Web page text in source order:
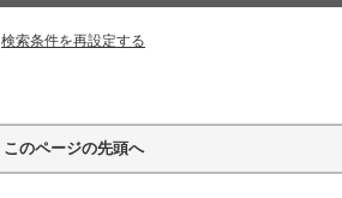
検索条件を再設定する
このページの先頭へ